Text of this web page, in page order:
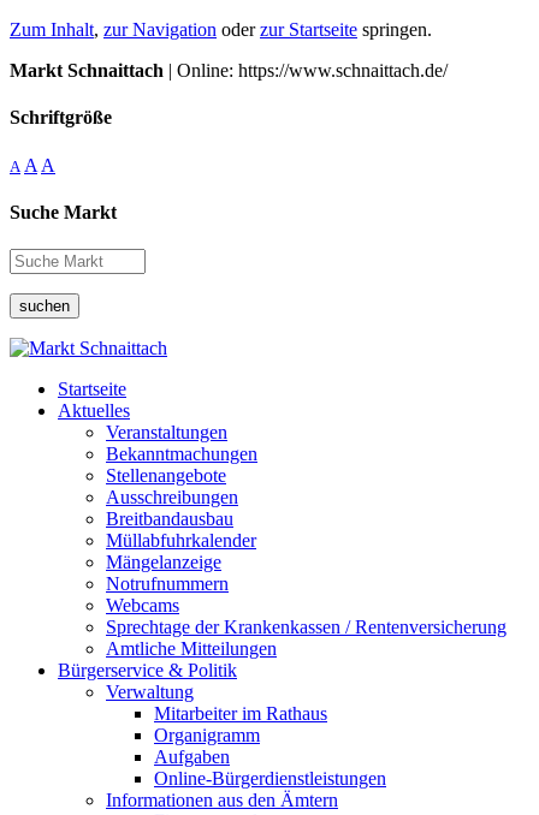
Zum Inhalt, zur Navigation oderzur Startseite springen.
Markt Schnaittach | Online: https://www.schnaittach.de/
Schriftgröße
A A A
Suche Markt
suchen
Startseite
Aktuelles
Veranstaltungen
Bekanntmachungen
Stellenangebote
Ausschreibungen
Breitbandausbau
Müllabfuhrkalender
Mängelanzeige
Notrufnummern
Webcams
Sprechtage der Krankenkassen / Rentenversicherung
Amtliche Mitteilungen
Bürgerservice & Politik
Verwaltung
Mitarbeiter im Rathaus
Organigramm
Aufgaben
Online-Bürgerdienstleistungen
Informationen aus den Ämtern